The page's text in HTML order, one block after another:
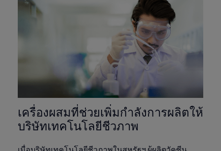
เครื่องผสมที่ช่วยเพิ่มกำลังการผลิตให้
บริษัทเทคโนโลยีชีวภาพ